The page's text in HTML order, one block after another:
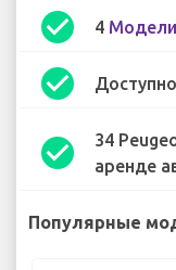
check_circle 4
check_circle
check_circle
34
аренде
Популярные